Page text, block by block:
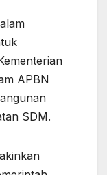
APBN
SDM.